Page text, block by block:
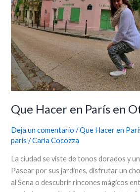
Que Hacer en París en
Deja un comentario /Que Hacer en
paris /Carla Cocozza
La ciudad se viste de tonos dorados y
Pasear por sus jardines, disfrutar un
al Sena o descubrir rincones mágicos
Otoño